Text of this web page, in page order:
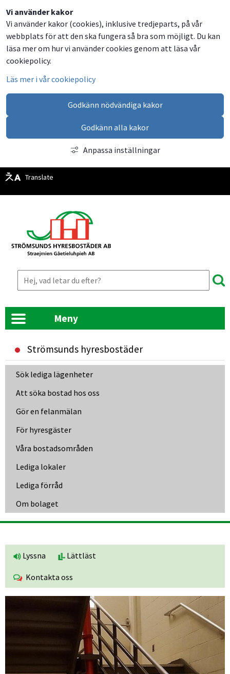
Vi använder kakor
Vi använder kakor (cookies), inklusive tredjeparts, på vår
webbplats för att den ska fungera så bra som möjligt. Du kan
läsa mer om hur vi använder cookies genom att läsa vår
cookiepolicy.
Läs mer i vår cookiepolicy
Godkänn nödvändiga kakor
Godkänn alla kakor
Anpassa inställningar
Translate
Meny
Strömsunds hyresbostäder
Sök lediga lägenheterLänk till annan webbplats, öppnas i
Att söka bostad hos oss
Gör en felanmälan
För hyresgäster
Våra bostadsområden
Lediga lokaler
Lediga förråd
Om bolaget
Lyssna Lättläst
Kontakta oss
Dela
på
Facebook
Dela
på
Twitter
Dela
på
LinkedIn
Dela
via
email